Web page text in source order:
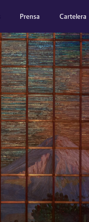
Prensa Cartelera